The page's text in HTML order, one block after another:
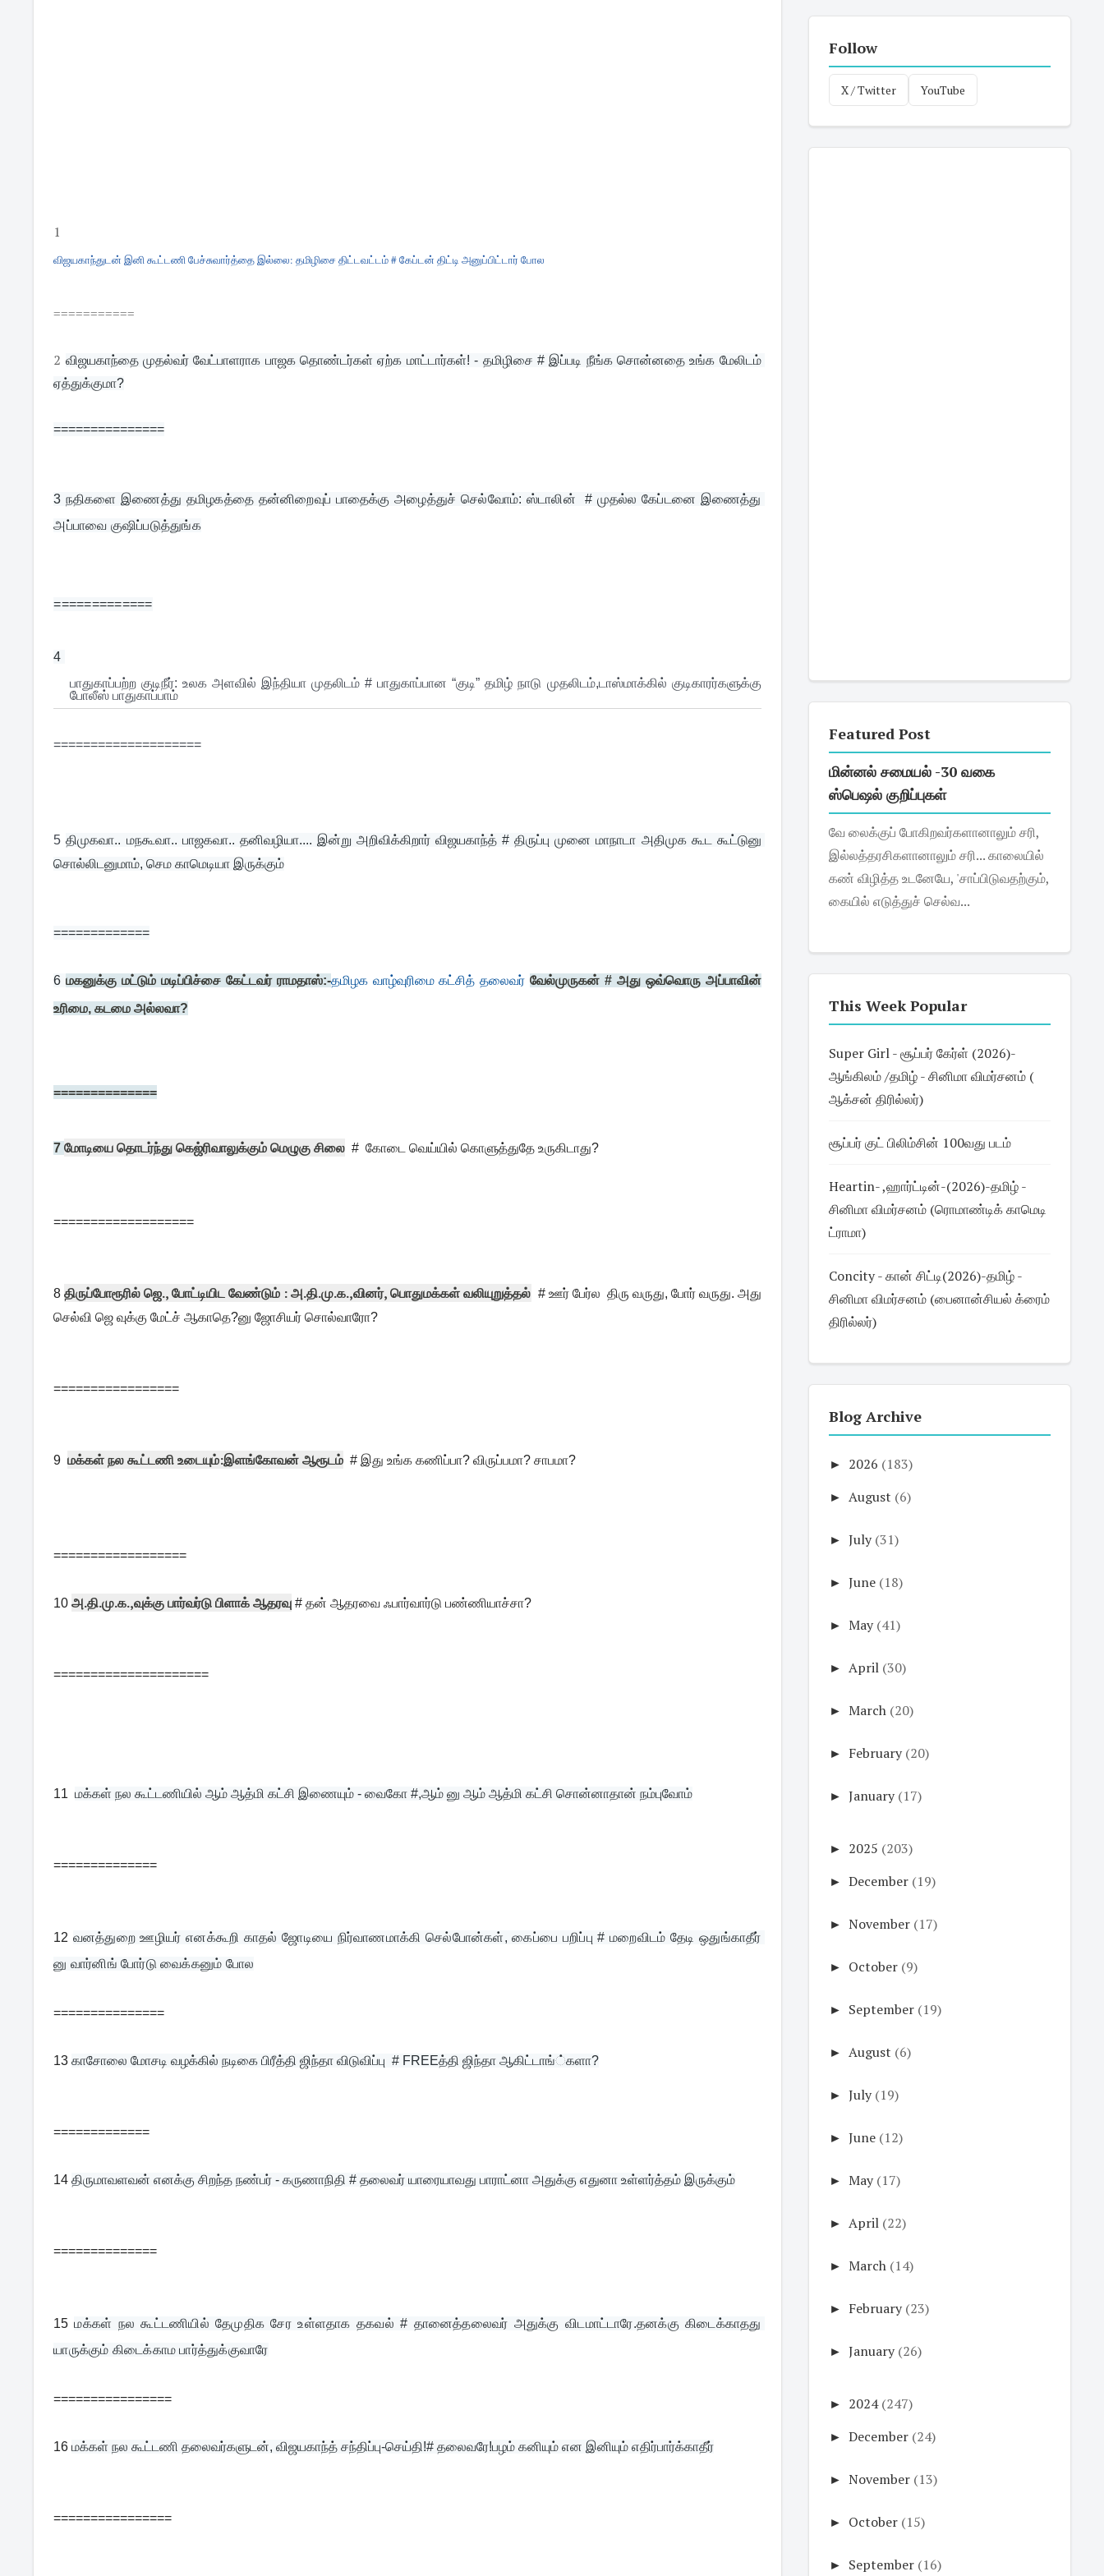
1
விஜயகாந்துடன் இனி கூட்டணி பேச்சுவார்த்தை இல்லை: தமிழிசை திட்டவட்டம் # கேப்டன் திட்டி அனுப்பிட்டார் போல
===========
2 விஜயகாந்தை முதல்வர் வேட்பாளராக பாஜக தொண்டர்கள் ஏற்க மாட்டார்கள்! - தமிழிசை # இப்படி நீங்க சொன்னதை உங்க மேலிடம்
ஏத்துக்குமா?
===============
3 நதிகளை இணைத்து தமிழகத்தை தன்னிறைவுப் பாதைக்கு அழைத்துச் செல்வோம்: ஸ்டாலின்  # முதல்ல கேப்டனை இணைத்து
அப்பாவை குஷிப்படுத்துங்க
=============
4
பாதுகாப்பற்ற குடிநீர்: உலக அளவில் இந்தியா முதலிடம் # பாதுகாப்பான “குடி” தமிழ் நாடு முதலிடம்,டாஸ்மாக்கில் குடிகாரர்களுக்கு
போலீஸ் பாதுகாப்பாம்
====================
5திமுகவா.. மநகூவா.. பாஜகவா.. தனிவழியா.... இன்று அறிவிக்கிறார் விஜயகாந்த் # திருப்பு முனை மாநாடா அதிமுக கூட கூட்டுனு
சொல்லிடனுமாம், செம காமெடியா இருக்கும்
=============
6 மகனுக்கு மட்டும் மடிப்பிச்சை கேட்டவர் ராமதாஸ்:-தமிழக வாழ்வுரிமை கட்சித் தலைவர்வேல்முருகன் # அது ஒவ்வொரு அப்பாவின்
உரிமை, கடமை அல்லவா?
==============
7மோடியை தொடர்ந்து கெஜ்ரிவாலுக்கும் மெழுகு சிலை # கோடை வெய்யில் கொளுத்துதே உருகிடாது?
===================
8திருப்போரூரில் ஜெ., போட்டியிட வேண்டும் : அ.தி.மு.க.,வினர், பொதுமக்கள் வலியுறுத்தல் # ஊர் பேர்ல திரு வருது, போர் வருது. அது
செல்வி ஜெ வுக்கு மேட்ச் ஆகாதெ?னு ஜோசியர் சொல்வாரோ?
=================
9மக்கள் நல கூட்டணி உடையும்:இளங்கோவன் ஆரூடம் # இது உங்க கணிப்பா? விருப்பமா? சாபமா?
==================
10அ.தி.மு.க.,வுக்கு பார்வர்டு பிளாக் ஆதரவு # தன் ஆதரவை ஃபார்வார்டு பண்ணியாச்சா?
=====================
11மக்கள் நல கூட்டணியில் ஆம் ஆத்மி கட்சி இணையும் - வைகோ #,ஆம் னு ஆம் ஆத்மி கட்சி சொன்னாதான் நம்புவோம்
==============
12 வனத்துறை ஊழியர் எனக்கூறி காதல் ஜோடியை நிர்வாணமாக்கி செல்போன்கள், கைப்பை பறிப்பு # மறைவிடம் தேடி ஒதுங்காதீர்
னு வார்னிங் போர்டு வைக்கனும் போல
===============
13காசோலை மோசடி வழக்கில் நடிகை பிரீத்தி ஜிந்தா விடுவிப்பு  # FREEத்தி ஜிந்தா ஆகிட்டாங்்களா?
=============
14திருமாவளவன் எனக்கு சிறந்த நண்பர் - கருணாநிதி # தலைவர் யாரையாவது பாராட்னா அதுக்கு எதுனா உள்ளர்த்தம் இருக்கும்
==============
15மக்கள் நல கூட்டணியில் தேமுதிக சேர உள்ளதாக தகவல் # தானைத்தலைவர் அதுக்கு விடமாட்டாரே.தனக்கு கிடைக்காதது
யாருக்கும் கிடைக்காம பார்த்துக்குவாரே
================
16மக்கள் நல கூட்டணி தலைவர்களுடன், விஜயகாந்த் சந்திப்பு-செய்தி!# தலைவரே!பழம் கனியும் என இனியும் எதிர்பார்க்காதீர்
================
Follow
X / Twitter YouTube
Featured Post
மின்னல் சமையல் -30 வகை
ஸ்பெஷல் குறிப்புகள்
வே லைக்குப் போகிறவர்களானாலும் சரி,
இல்லத்தரசிகளானாலும் சரி... காலையில்
கண் விழித்த உடனேயே, 'சாப்பிடுவதற்கும்,
கையில் எடுத்துச் செல்வ...
This Week Popular
Super Girl - சூப்பர் கேர்ள் (2026)-
ஆங்கிலம் /தமிழ் - சினிமா விமர்சனம் (
ஆக்சன் திரில்லர்)
சூப்பர் குட் பிலிம்சின் 100வது படம்
Heartin- ,ஹார்ட்டின்-(2026)-தமிழ் -
சினிமா விமர்சனம் (ரொமாண்டிக் காமெடி
ட்ராமா)
Concity - கான் சிட்டி(2026)-தமிழ் -
சினிமா விமர்சனம் (பைனான்சியல் க்ரைம்
திரில்லர்)
Blog Archive
► 2026 (183)
► August (6)
► July (31)
► June (18)
► May (41)
► April (30)
► March (20)
► February (20)
► January (17)
► 2025 (203)
► December (19)
► November (17)
► October (9)
► September (19)
► August (6)
► July (19)
► June (12)
► May (17)
► April (22)
► March (14)
► February (23)
► January (26)
► 2024 (247)
► December (24)
► November (13)
► October (15)
► September (16)